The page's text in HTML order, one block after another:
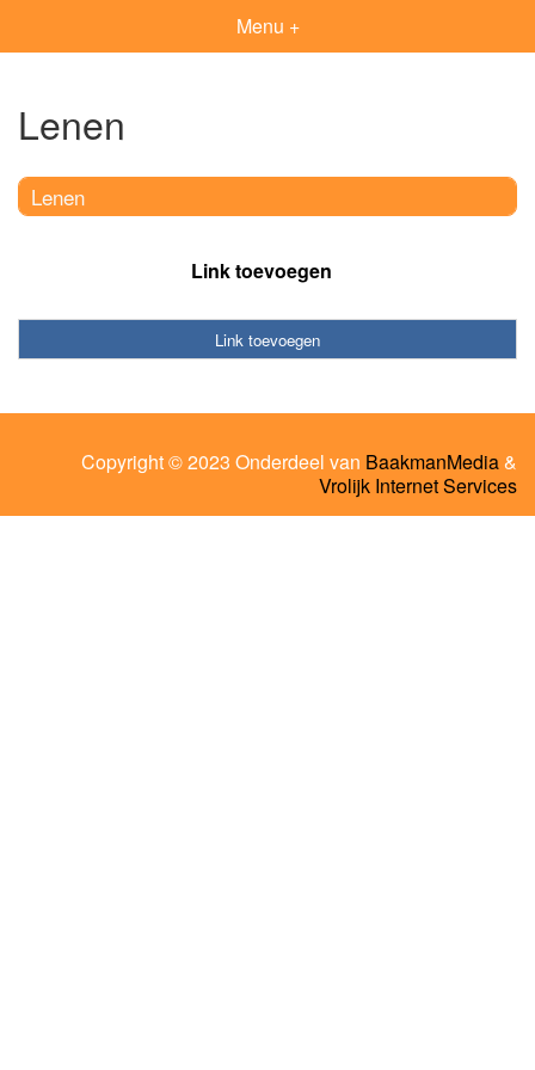
Menu +
Lenen
Lenen
Link toevoegen
Link toevoegen
Copyright © 2023 Onderdeel van BaakmanMedia&
Vrolijk Internet Services